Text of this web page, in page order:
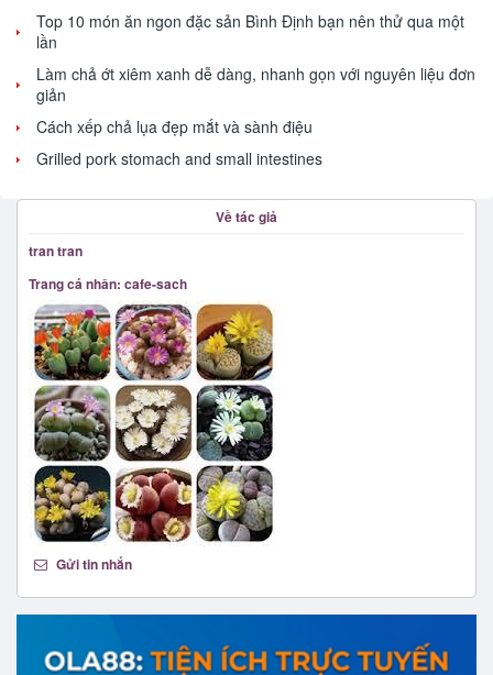
Top 10 món ăn ngon đặc sản Bình Định bạn nên thử qua một
lần
Làm chả ớt xiêm xanh dễ dàng, nhanh gọn với nguyên liệu đơn
giản
Cách xếp chả lụa đẹp mắt và sành điệu
Grilled pork stomach and small intestines
Về tác giả
tran tran
Trang cá nhân: cafe-sach
Gửi tin nhắn